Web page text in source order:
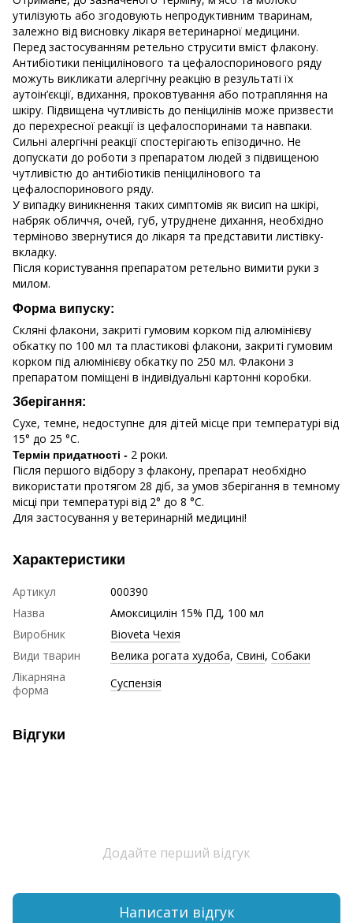
утилізують або згодовують непродуктивним тваринам,
залежно від висновку лікаря ветеринарної медицини.
Перед застосуванням ретельно струсити вміст флакону.
Антибіотики пеніцилінового та цефалоспоринового ряду
можуть викликати алергічну реакцію в результаті їх
аутоін’єкції, вдихання, проковтування або потрапляння на
шкіру. Підвищена чутливість до пеніцилінів може призвести
до перехресної реакції із цефалоспоринами та навпаки.
Сильні алергічні реакції спостерігають епізодично. Не
допускати до роботи з препаратом людей з підвищеною
чутливістю до антибіотиків пеніцилінового та
цефалоспоринового ряду.
У випадку виникнення таких симптомів як висип на шкірі,
набряк обличчя, очей, губ, утруднене дихання, необхідно
терміново звернутися до лікаря та представити листівку-
вкладку.
Після користування препаратом ретельно вимити руки з
милом.
Форма випуску:
Скляні флакони, закриті гумовим корком під алюмінієву
обкатку по 100 мл та пластикові флакони, закриті гумовим
корком під алюмінієву обкатку по 250 мл. Флакони з
препаратом поміщені в індивідуальні картонні коробки.
Зберігання:
Сухе, темне, недоступне для дітей місце при температурі від
15° до 25 °С.
Термін придатності - 2 роки.
Після першого відбору з флакону, препарат необхідно
використати протягом 28 діб, за умов зберігання в темному
місці при температурі від 2° до 8 °С.
Для застосування у ветеринарній медицині!
Характеристики
Артикул
000390
Назва
Амоксицилін 15% ПД, 100 мл
Виробник
Bioveta Чехія
Види тварин
Велика рогата худоба, Свині, Собаки
Лікарняна
форма
Суспензія
Відгуки
Додайте перший відгук
Написати відгук